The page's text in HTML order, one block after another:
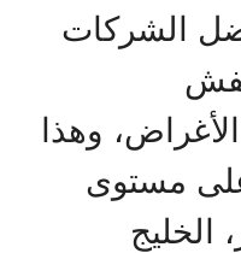
الشركات
وهذا
على مستوى
الخليج